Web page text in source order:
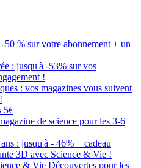
% sur votre abonnement + un
: jusqu'à -53% sur vos
!
: vos magazines vous suivent
5€
de science pour les 3-6
: jusqu'à - 46% + cadeau
3D avec Science & Vie !
& Vie Découvertes pour les